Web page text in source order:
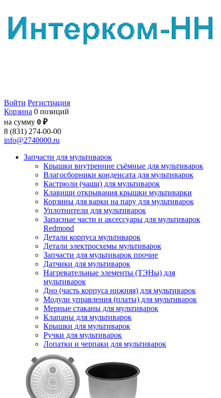
Войти Регистрация
Корзина 0 позиций
на сумму 0 ₽
8 (831) 274-00-00
info@2740000.ru
Запчасти для мультиварок
Крышки внутренние съёмные для мультиварок
Влагосборники конденсата для мультиварок
Кастрюли (чаши) для мультиварок
Клавиши открывания крышки мультиварки
Корзины для варки на пару для мультиварок
Уплотнители для мультиварок
Запасные части и аксессуары для мультиварок
Redmond
Детали корпуса мультиварок
Детали электросхемы мультиварок
Запчасти для мультиварок прочие
Датчики для мультиварок
Нагревательные элементы (ТЭНы) для
мультиварок
Дно (часть корпуса нижняя) для мультиварок
Модули управления (платы) для мультиварок
Мерные стаканы для мультиварок
Клапаны для мультиварок
Крышки для мультиварок
Ручки для мультиварок
Лопатки и черпаки для мультиварок